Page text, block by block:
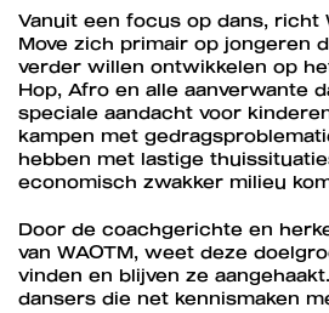
Vanuit een focus op dans, richt
Move zich primair op jongeren
verder willen ontwikkelen op
Hop, Afro en alle aanverwante
speciale aandacht voor
kampen met
hebben met lastige
economisch zwakker milieu
Door de coachgerichte en
van WAOTM, weet deze
vinden en blijven ze
dansers die net kennismaken